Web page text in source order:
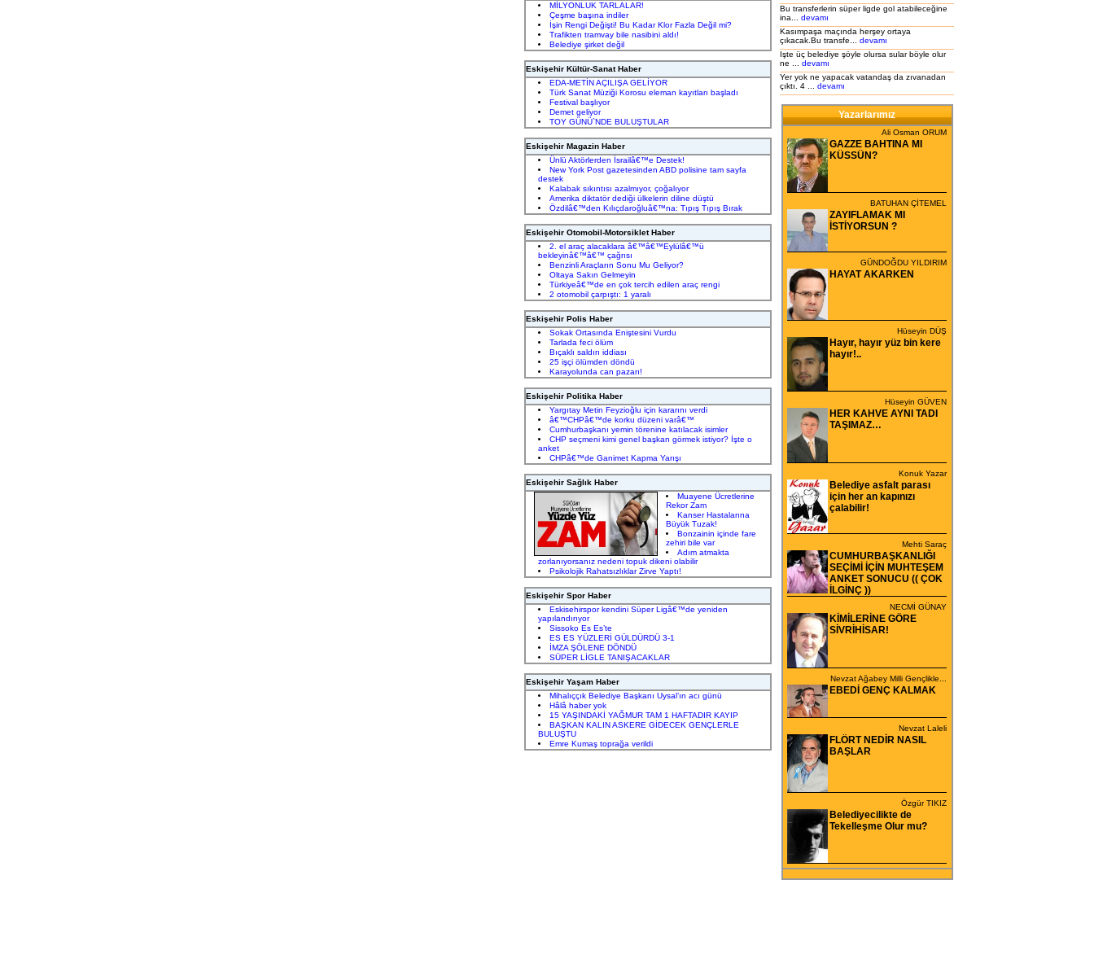
MİLYONLUK TARLALAR!
Çeşme başına indiler
İşin Rengi Değişti! Bu Kadar Klor Fazla Değil mi?
Trafikten tramvay bile nasibini aldı!
Belediye şirket değil
Eskişehir Kültür-Sanat Haber
EDA-METİN AÇILIŞA GELİYOR
Türk Sanat Müziği Korosu eleman kayıtları başladı
Festival başlıyor
Demet geliyor
TOY GÜNÜ`NDE BULUŞTULAR
Eskişehir Magazin Haber
Ünlü Aktörlerden İsrailâ€™e Destek!
New York Post gazetesinden ABD polisine tam sayfa
destek
Kalabak sıkıntısı azalmıyor, çoğalıyor
Amerika diktatör dediği ülkelerin diline düştü
Özdilâ€™den Kılıçdaroğluâ€™na: Tıpış Tıpış Bırak
Eskişehir Otomobil-Motorsiklet Haber
2. el araç alacaklara â€™â€™Eylülâ€™ü
bekleyinâ€™â€™ çağrısı
Benzinli Araçların Sonu Mu Geliyor?
Oltaya Sakın Gelmeyin
Türkiyeâ€™de en çok tercih edilen araç rengi
2 otomobil çarpıştı: 1 yaralı
Eskişehir Polis Haber
Sokak Ortasında Eniştesini Vurdu
Tarlada feci ölüm
Bıçaklı saldırı iddiası
25 işçi ölümden döndü
Karayolunda can pazarı!
Eskişehir Politika Haber
Yargıtay Metin Feyzioğlu için kararını verdi
â€™CHPâ€™de korku düzeni varâ€™
Cumhurbaşkanı yemin törenine katılacak isimler
CHP seçmeni kimi genel başkan görmek istiyor? İşte o
anket
CHPâ€™de Ganimet Kapma Yarışı
Eskişehir Sağlık Haber
Muayene Ücretlerine
Rekor Zam
Kanser Hastalarına
Büyük Tuzak!
Bonzainin içinde fare
zehiri bile var
Adım atmakta
zorlanıyorsanız nedeni topuk dikeni olabilir
Psikolojik Rahatsızlıklar Zirve Yaptı!
Eskişehir Spor Haber
Eskisehirspor kendini Süper Ligâ€™de yeniden
yapılandırıyor
Sissoko Es Es’te
ES ES YÜZLERİ GÜLDÜRDÜ 3-1
İMZA ŞÖLENE DÖNDÜ
SÜPER LİGLE TANIŞACAKLAR
Eskişehir Yaşam Haber
Mihalıççık Belediye Başkanı Uysal’ın acı günü
Hâlâ haber yok
15 YAŞINDAKİ YAĞMUR TAM 1 HAFTADIR KAYIP
BAŞKAN KALIN ASKERE GİDECEK GENÇLERLE
BULUŞTU
Emre Kumaş toprağa verildi
Bu transferlerin süper ligde gol atabileceğine
ina... devamı
Kasımpaşa maçında herşey ortaya
çıkacak.Bu transfe... devamı
Işte üç belediye şöyle olursa sular böyle olur
ne ... devamı
Yer yok ne yapacak vatandaş da zıvanadan
çıktı. 4 ... devamı
Yazarlarımız
Ali Osman ORUM
GAZZE BAHTINA MI
KÜSSÜN?
BATUHAN ÇİTEMEL
ZAYIFLAMAK MI
İSTİYORSUN ?
GÜNDOĞDU YILDIRIM
HAYAT AKARKEN
Hüseyin DÜŞ
Hayır, hayır yüz bin kere
hayır!..
Hüseyin GÜVEN
HER KAHVE AYNI TADI
TAŞIMAZ…
Konuk Yazar
Belediye asfalt parası
için her an kapınızı
çalabilir!
Mehti Saraç
CUMHURBAŞKANLIĞI
SEÇİMİ İÇİN MUHTEŞEM
ANKET SONUCU (( ÇOK
İLGİNÇ ))
NECMİ GÜNAY
KİMİLERİNE GÖRE
SİVRİHİSAR!
Nevzat Ağabey Milli Gençlikle...
EBEDİ GENÇ KALMAK
Nevzat Laleli
FLÖRT NEDİR NASIL
BAŞLAR
Özgür TIKIZ
Belediyecilikte de
Tekelleşme Olur mu?